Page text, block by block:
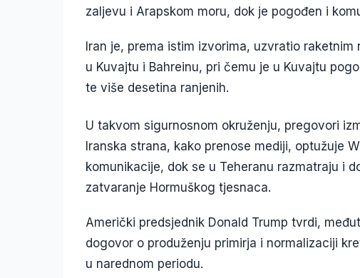
zaljevu i Arapskom moru, dok je pogođen i
Iran je, prema istim izvorima, uzvratio
u Kuvajtu i Bahreinu, pri čemu je u Kuvajtu
te više desetina ranjenih.
U takvom sigurnosnom okruženju, pregovori
Iranska strana, kako prenose mediji, optužuje
komunikacije, dok se u Teheranu razmatraju i
zatvaranje Hormuškog tjesnaca.
Američki predsjednik Donald Trump tvrdi,
dogovor o produženju primirja i normalizaciji
u narednom periodu.